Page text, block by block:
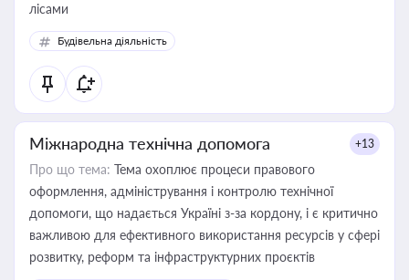
лісами
Будівельна діяльність
Міжнародна технічна допомога +13
Про що тема: Тема охоплює процеси правового
оформлення, адміністрування і контролю технічної
допомоги, що надається Україні з-за кордону, і є критично
важливою для ефективного використання ресурсів у сфері
розвитку, реформ та інфраструктурних проєктів